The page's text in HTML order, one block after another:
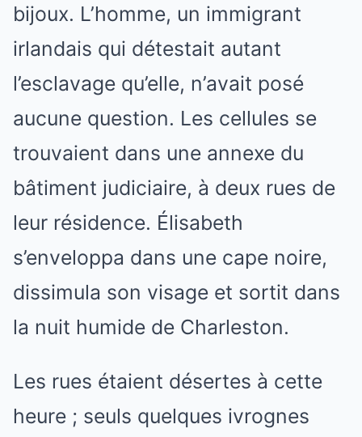
bijoux. L’homme, un immigrant
irlandais qui détestait autant
l’esclavage qu’elle, n’avait posé
aucune question. Les cellules se
trouvaient dans une annexe du
bâtiment judiciaire, à deux rues de
leur résidence. Élisabeth
s’enveloppa dans une cape noire,
dissimula son visage et sortit dans
la nuit humide de Charleston.
Les rues étaient désertes à cette
heure ; seuls quelques ivrognes